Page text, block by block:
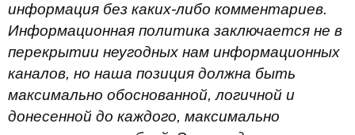
информация без каких-либо комментариев.
Информационная политика заключается не в
перекрытии неугодных нам информационных
каналов, но наша позиция должна быть
максимально обоснованной, логичной и
донесенной до каждого, максимально